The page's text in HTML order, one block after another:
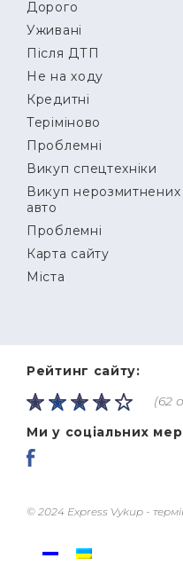
Дорого
Уживані
Після ДТП
Не на ходу
Кредитні
Теріміново
Проблемні
Викуп спецтехніки
Викуп нерозмитнених
авто
Проблемні
Карта сайту
Міста
Рейтинг сайту:
(62
Ми у соціальних
© 2024 Express Vykup -